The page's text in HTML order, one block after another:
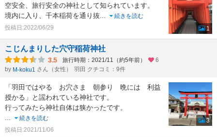
空安全、旅行安全の神社として知られています。
境内に入り、千本稲荷を通り抜
続きを読む
投稿日:2022/06/29
1
こじんまりした穴守稲荷神社
3.5 旅行時期：2021/11（約5年前）
6
by M-koku1 さん（女性） 羽田 クチコミ：9件
「羽田ではやる お穴さま 朝参り 晩には 利益
授かる」と謡われている神社です。
行ってみたら神社自体は狭かったです。
続きを読む
投稿日:2021/11/06
3